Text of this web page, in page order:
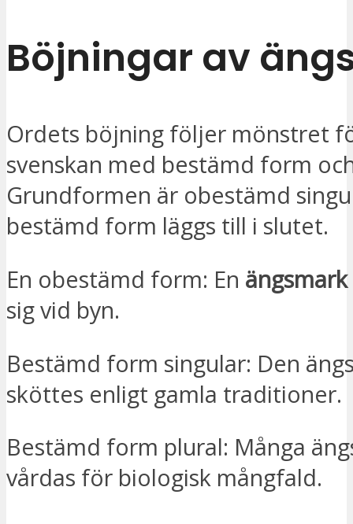
Böjningar av
Ordets böjning följer mönstret
svenskan med bestämd form
Grundformen är obestämd
bestämd form läggs till i slutet.
En obestämd form: En ängsmark
sig vid byn.
Bestämd form singular: Den
sköttes enligt gamla traditioner.
Bestämd form plural: Många
vårdas för biologisk mångfald.